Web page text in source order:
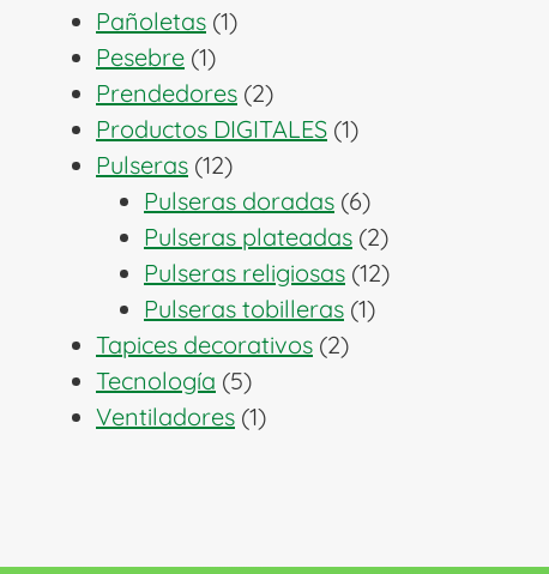
productos
Pañoletas 11
Pesebre 11
producto
Prendedores 22
productos
Productos DIGITALES 11
Pulseras 1212
productos
Pulseras doradas 66
productos
Pulseras plateadas 22
productos
Pulseras religiosas 1212
Pulseras tobilleras 11
Tapices decorativos 22
Tecnología 55
productos
Ventiladores 11